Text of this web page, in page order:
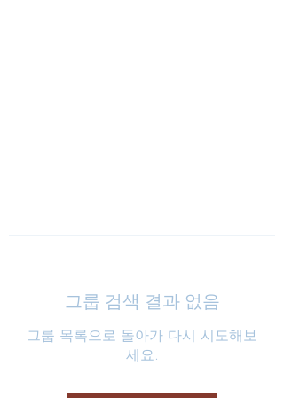
그룹 검색 결과 없음
그룹 목록으로 돌아가 다시 시도해보
세요.